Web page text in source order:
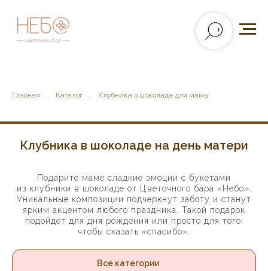
Главная → Каталог → Клубника в шоколаде для мамы
Клубника в шоколаде на день матери
Подарите маме сладкие эмоции с букетами
из клубники в шоколаде от Цветочного бара «Небо».
Уникальные композиции подчеркнут заботу и станут
ярким акцентом любого праздника. Такой подарок
подойдет для дня рождения или просто для того,
чтобы сказать «спасибо».
Все категории